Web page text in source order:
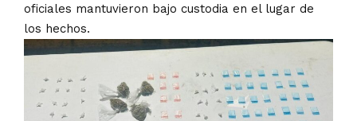
oficiales mantuvieron bajo custodia en el lugar de
los hechos.